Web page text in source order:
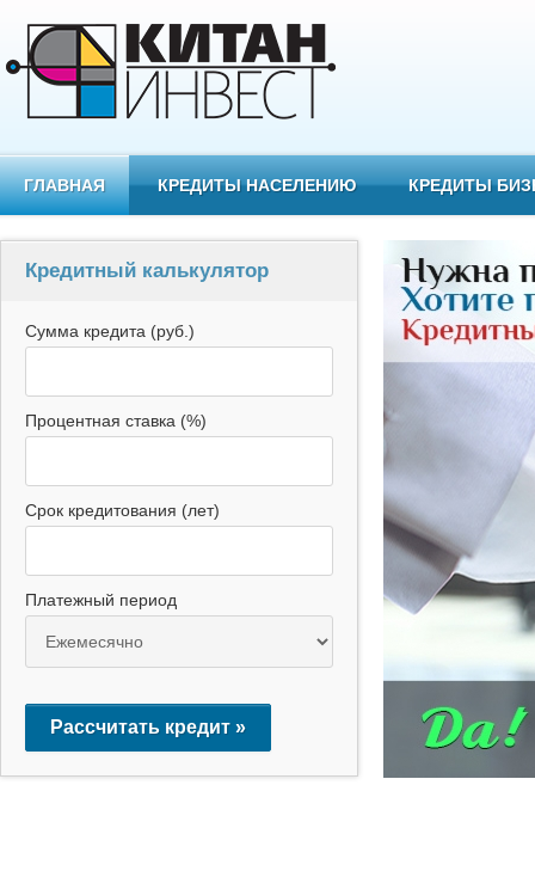
ГЛАВНАЯ КРЕДИТЫ НАСЕЛЕНИЮ КРЕДИТЫ
Кредитный калькулятор
Сумма кредита (руб.)
Процентная ставка (%)
Срок кредитования (лет)
Платежный период
Рассчитать кредит »